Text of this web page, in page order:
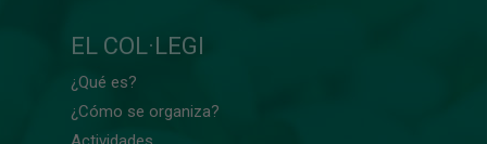
EL COL·LEGI
¿Qué es?
¿Cómo se organiza?